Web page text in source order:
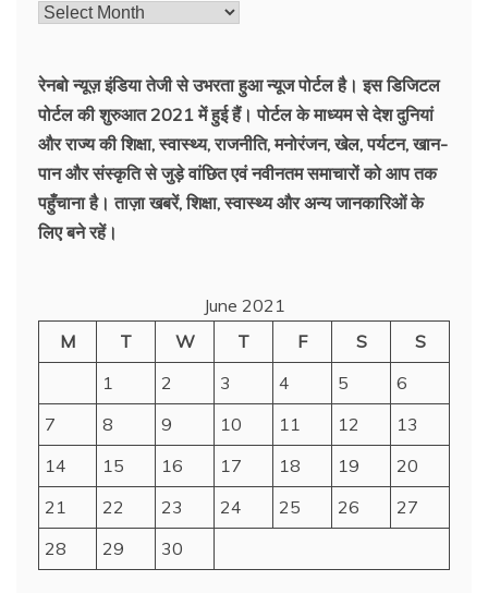
रेनबो न्यूज़ इंडिया तेजी से उभरता हुआ न्‍यूज पोर्टल है। इस डिजिटल
पोर्टल की शुरुआत 2021 में हुई हैं। पोर्टल के माध्यम से देश दुनियां
और राज्य की शिक्षा, स्वास्थ्य, राजनीति, मनोरंजन, खेल, पर्यटन, खान-
पान और संस्कृति से जुड़े वांछित एवं नवीनतम समाचारों को आप तक
पहुँचाना है। ताज़ा खबरें, शिक्षा, स्वास्थ्य और अन्य जानकारिओं के
लिए बने रहें।
June 2021
M
T W T F S
S
1
2 3 4 5
6
7
8 9 10 11 12
13
14
15 16 17 18 19
20
21
22 23 24 25 26
27
28
29 30